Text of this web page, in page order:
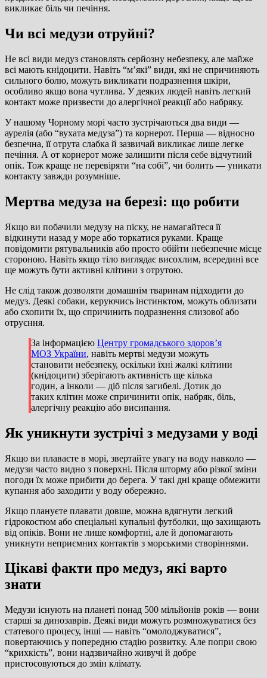
викликає біль чи печіння.
Чи всі медузи отруйні?
Не всі види медуз становлять серйозну небезпеку, але майже
всі мають кнідоцити. Навіть “м’які” види, які не спричиняють
сильного болю, можуть викликати подразнення шкіри,
особливо якщо вона чутлива. У деяких людей навіть легкий
контакт може призвести до алергічної реакції або набряку.
У нашому Чорному морі часто зустрічаються два види —
аурелія (або “вухата медуза”) та корнерот. Перша — відносно
безпечна, її отрута слабка й зазвичай викликає лише легке
печіння. А от корнерот може залишити після себе відчутний
опік. Тож краще не перевіряти “на собі”, чи болить — уникати
контакту завжди розумніше.
Мертва медуза на березі: що робити
Якщо ви побачили медузу на піску, не намагайтеся її
відкинути назад у море або торкатися руками. Краще
повідомити рятувальників або просто обійти небезпечне місце
стороною. Навіть якщо тіло виглядає висохлим, всередині все
ще можуть бути активні клітини з отрутою.
Не слід також дозволяти домашнім тваринам підходити до
медуз. Деякі собаки, керуючись інстинктом, можуть облизати
або схопити їх, що спричинить подразнення слизової або
отруєння.
За інформацією Центру громадського здоров’я
МОЗ України, навіть мертві медузи можуть
становити небезпеку, оскільки їхні жалкі клітини
(кнідоцити) зберігають активність ще кілька
годин, а інколи — діб після загибелі. Дотик до
таких клітин може спричинити опік, набряк, біль,
алергічну реакцію або висипання.
Як уникнути зустрічі з медузами у воді
Якщо ви плаваєте в морі, звертайте увагу на воду навколо —
медузи часто видно з поверхні. Після шторму або різкої зміни
погоди їх може прибити до берега. У такі дні краще обмежити
купання або заходити у воду обережно.
Якщо плануєте плавати довше, можна вдягнути легкий
гідрокостюм або спеціальні купальні футболки, що захищають
від опіків. Вони не лише комфортні, але й допомагають
уникнути неприємних контактів з морськими створіннями.
Цікаві факти про медуз, які варто
знати
Медузи існують на планеті понад 500 мільйонів років — вони
старші за динозаврів. Деякі види можуть розмножуватися без
статевого процесу, інші — навіть “омолоджуватися”,
повертаючись у попередню стадію розвитку. Але попри свою
“крихкість”, вони надзвичайно живучі й добре
пристосовуються до змін клімату.